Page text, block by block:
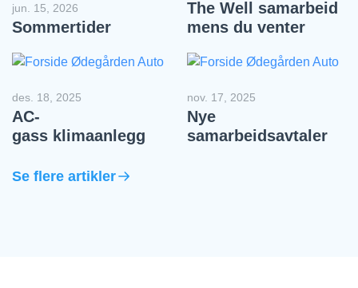
jun. 15, 2026
Sommertider
The Well samarbeid
mens du venter
des. 18, 2025
AC-
gass klimaanlegg
nov. 17, 2025
Nye
samarbeidsavtaler
Se flere artikler